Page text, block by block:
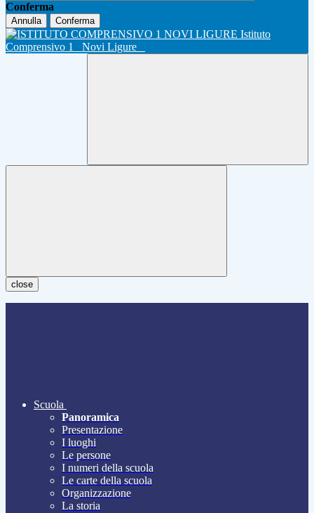
Conferma
Annulla Conferma
Istituto
Comprensivo 1
Novi Ligure
close
Scuola
Panoramica
Presentazione
I luoghi
Le persone
I numeri della scuola
Le carte della scuola
Organizzazione
La storia